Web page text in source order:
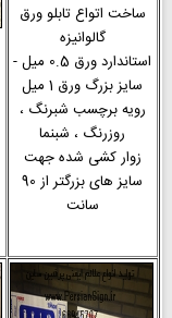
ساخت اتواع تابلو ورق
گالوانیزه
استاندارد ورق 0.5 میل -
سایز بزرگ ورق 1 میل
رویه برچسب شبرنگ ،
روزرنگ ، شبنما
زوار کشی شده جهت
سایز های بزرگتر از 90
سانت